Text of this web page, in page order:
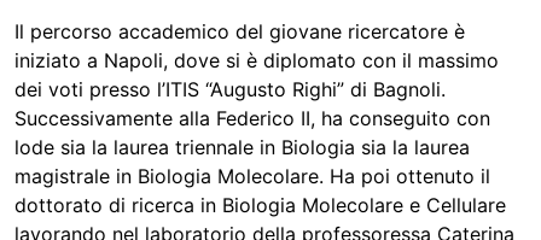
Il percorso accademico del giovane ricercatore è
iniziato a Napoli, dove si è diplomato con il massimo
dei voti presso l’ITIS “Augusto Righi” di Bagnoli.
Successivamente alla Federico II, ha conseguito con
lode sia la laurea triennale in Biologia sia la laurea
magistrale in Biologia Molecolare. Ha poi ottenuto il
dottorato di ricerca in Biologia Molecolare e Cellulare
lavorando nel laboratorio della professoressa Caterina